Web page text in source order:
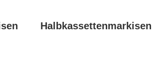
Halbkassettenmarkisen